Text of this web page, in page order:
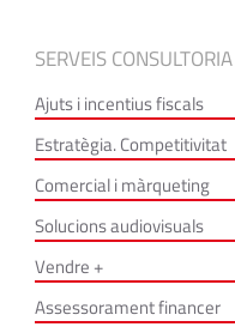
SERVEIS CONSULTORIA
Ajuts i incentius fiscals
Estratègia. Competitivitat
Comercial i màrqueting
Solucions audiovisuals
Vendre +
Assessorament financer